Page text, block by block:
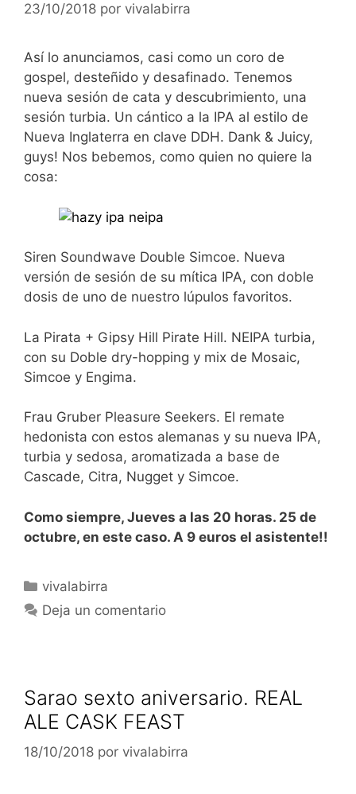
23/10/2018 por vivalabirra
Así lo anunciamos, casi como un coro de
gospel, desteñido y desafinado. Tenemos
nueva sesión de cata y descubrimiento, una
sesión turbia. Un cántico a la IPA al estilo de
Nueva Inglaterra en clave DDH. Dank & Juicy,
guys! Nos bebemos, como quien no quiere la
cosa:
Siren Soundwave Double Simcoe. Nueva
versión de sesión de su mítica IPA, con doble
dosis de uno de nuestro lúpulos favoritos.
La Pirata + Gipsy Hill Pirate Hill. NEIPA turbia,
con su Doble dry-hopping y mix de Mosaic,
Simcoe y Engima.
Frau Gruber Pleasure Seekers. El remate
hedonista con estos alemanas y su nueva IPA,
turbia y sedosa, aromatizada a base de
Cascade, Citra, Nugget y Simcoe.
Como siempre, Jueves a las 20 horas. 25 de
octubre, en este caso. A 9 euros el asistente!!
Categorías
vivalabirra
Deja un comentario
Sarao sexto aniversario. REAL
ALE CASK FEAST
18/10/2018 por vivalabirra